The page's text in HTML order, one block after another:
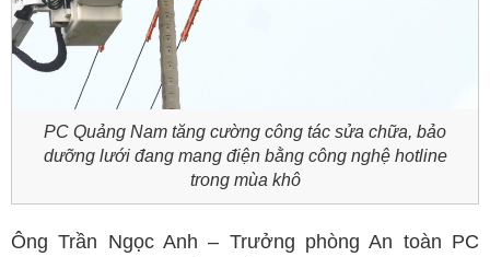
PC Quảng Nam tăng cường công tác sửa chữa, bảo
dưỡng lưới đang mang điện bằng công nghệ hotline
trong mùa khô
Ông Trần Ngọc Anh – Trưởng phòng An toàn PC